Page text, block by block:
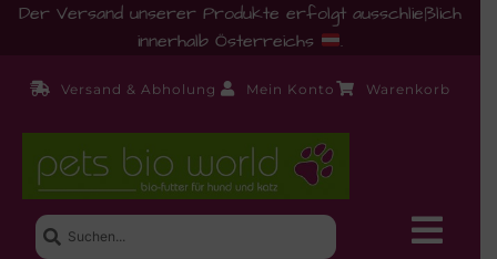
Der Versand unserer Produkte erfolgt ausschließlich
innerhalb Österreichs
.
Versand & Abholung Mein Konto Warenkorb